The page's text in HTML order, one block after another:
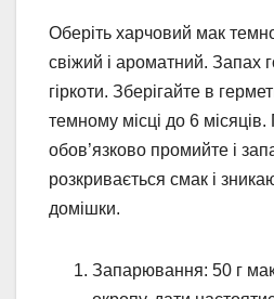
Оберіть харчовий мак
свіжий і ароматний. Запах
гіркоти. Зберігайте в
темному місці до 6
обов’язково промийте і
розкривається смак і
домішки.
Запарювання: 50 г